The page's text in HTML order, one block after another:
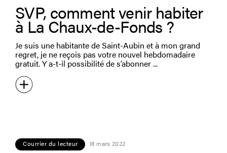
SVP, comment venir habiter
à La Chaux-de-Fonds ?
Je suis une habitante de Saint-Aubin et à mon grand
regret, je ne reçois pas votre nouvel hebdomadaire
gratuit. Y a-t-il possibilité de s’abonner
Courrier du lecteur 18 mars 2022